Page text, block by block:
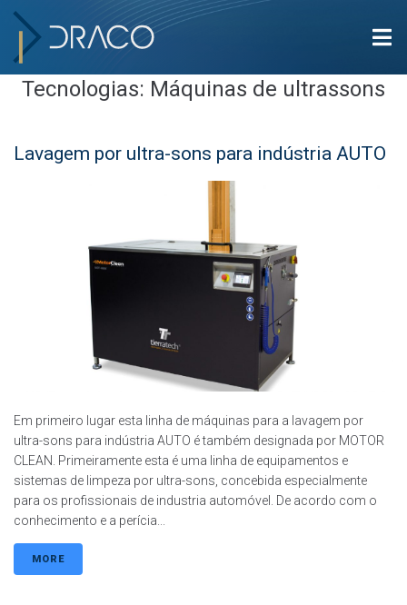
Tecnologias: Máquinas de ultrassons
Lavagem por ultra-sons para indústria AUTO
Em primeiro lugar esta linha de máquinas para a lavagem por
ultra-sons para indústria AUTO é também designada por MOTOR
CLEAN. Primeiramente esta é uma linha de equipamentos e
sistemas de limpeza por ultra-sons, concebida especialmente
para os profissionais de industria automóvel. De acordo com o
conhecimento e a perícia...
MORE